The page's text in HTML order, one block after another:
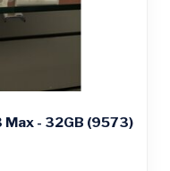
- 32GB (9573)